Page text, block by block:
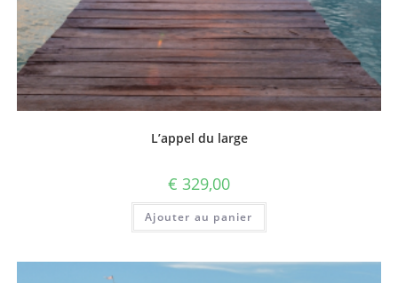
L’appel du large
€ 329,00
Ajouter au panier